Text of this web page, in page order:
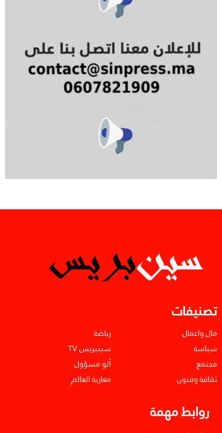
تصنيفات
مال واعمال
سياسة
مجتمع
ثقافة وفنون
رياضة
سينبريس TV
ألو مسؤول
مغاربة العالم
روابط مهمة